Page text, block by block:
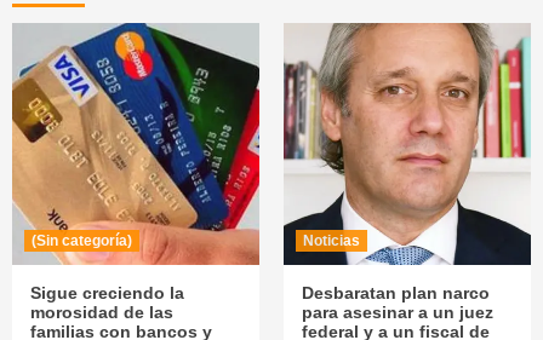
(Sin categoría)
Sigue creciendo la
morosidad de las
familias con bancos y
Noticias
Desbaratan plan narco
para asesinar a un juez
federal y a un fiscal de